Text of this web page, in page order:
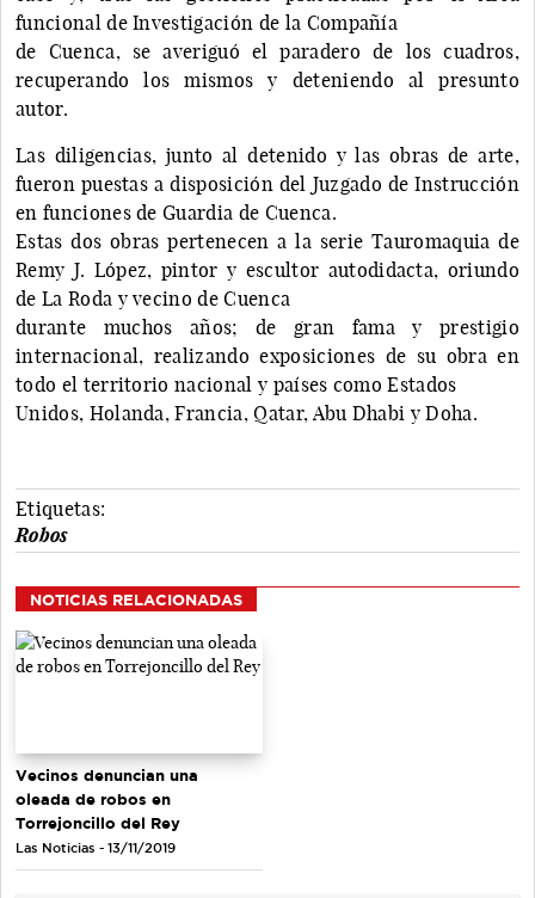
funcional de Investigación de la Compañía
de Cuenca, se averiguó el paradero de los cuadros,
recuperando los mismos y deteniendo al presunto
autor.
Las diligencias, junto al detenido y las obras de arte,
fueron puestas a disposición del Juzgado de Instrucción
en funciones de Guardia de Cuenca.
Estas dos obras pertenecen a la serie Tauromaquia de
Remy J. López, pintor y escultor autodidacta, oriundo
de La Roda y vecino de Cuenca
durante muchos años; de gran fama y prestigio
internacional, realizando exposiciones de su obra en
todo el territorio nacional y países como Estados
Unidos, Holanda, Francia, Qatar, Abu Dhabi y Doha.
Etiquetas:
Robos
NOTICIAS RELACIONADAS
Vecinos denuncian una
oleada de robos en
Torrejoncillo del Rey
Las Noticias - 13/11/2019